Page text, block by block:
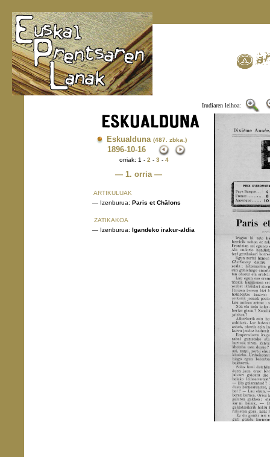
Irudiaren leihoa:
Eskualduna (487. zbka.)
1896-10-16
orriak: 1 - 2 - 3 - 4
— 1. orria —
ARTIKULUAK
— Izenburua: Paris et Châlons
ZATIKAKOA
— Izenburua: Igandeko irakur-aldia